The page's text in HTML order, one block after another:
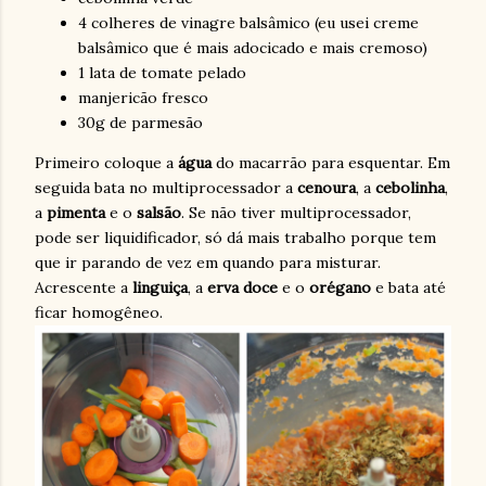
4 colheres de vinagre balsâmico (eu usei creme
balsâmico que é mais adocicado e mais cremoso)
1 lata de tomate pelado
manjericão fresco
30g de parmesão
Primeiro coloque a águado macarrão para esquentar. Em
seguida bata no multiprocessador a cenoura, a cebolinha,
a pimentae o salsão. Se não tiver multiprocessador,
pode ser liquidificador, só dá mais trabalho porque tem
que ir parando de vez em quando para misturar.
Acrescente a linguiça, a erva doce e o orégano e bata até
ficar homogêneo.